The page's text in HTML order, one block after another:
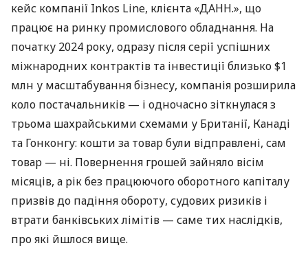
кейс компанії Inkos Line, клієнта «ДАНН.», що
працює на ринку промислового обладнання. На
початку 2024 року, одразу після серії успішних
міжнародних контрактів та інвестиції близько $1
млн у масштабування бізнесу, компанія розширила
коло постачальників — і одночасно зіткнулася з
трьома шахрайськими схемами у Британії, Канаді
та Гонконгу: кошти за товар були відправлені, сам
товар — ні. Повернення грошей зайняло вісім
місяців, а рік без працюючого оборотного капіталу
призвів до падіння обороту, судових ризиків і
втрати банківських лімітів — саме тих наслідків,
про які йшлося вище.